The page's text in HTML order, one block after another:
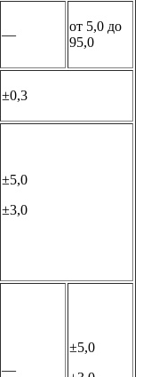
—
от 5,0 до
95,0
±0,3
±5,0
±3,0
—
±5,0